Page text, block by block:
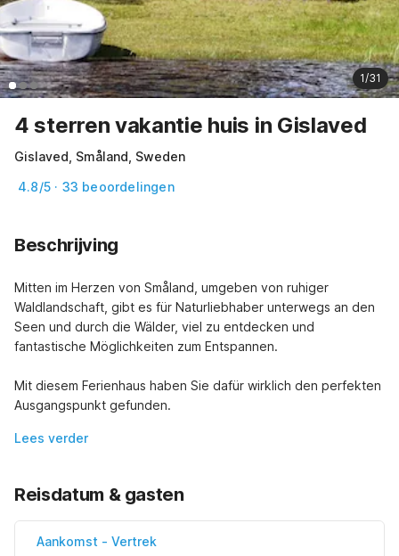
1/31
4 sterren vakantie huis in Gislaved
Gislaved, Småland, Sweden
4.8/5 · 33 beoordelingen
Beschrijving
Mitten im Herzen von Småland, umgeben von ruhiger
Waldlandschaft, gibt es für Naturliebhaber unterwegs an den
Seen und durch die Wälder, viel zu entdecken und
fantastische Möglichkeiten zum Entspannen.
Mit diesem Ferienhaus haben Sie dafür wirklich den perfekten
Ausgangspunkt gefunden.
Lees verder
Reisdatum & gasten
Aankomst - Vertrek